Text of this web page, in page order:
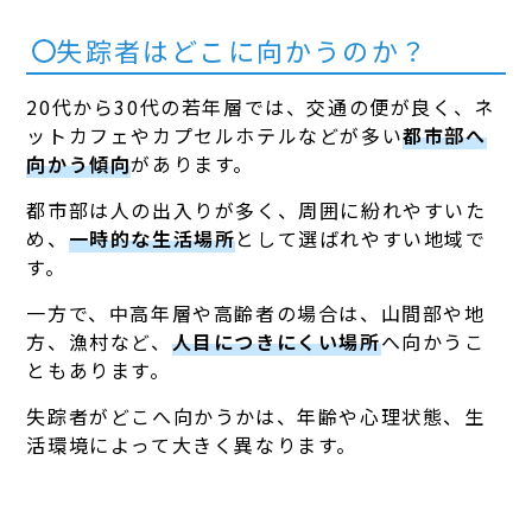
失踪者はどこに向かうのか？
20代から30代の若年層では、交通の便が良く、ネ
ットカフェやカプセルホテルなどが多い都市部へ
向かう傾向があります。
都市部は人の出入りが多く、周囲に紛れやすいた
め、 一時的な生活場所として選ばれやすい地域で
す。
一方で、中高年層や高齢者の場合は、山間部や地
方、漁村など、 人目につきにくい場所へ向かうこ
ともあります。
失踪者がどこへ向かうかは、年齢や心理状態、生
活環境によって大きく異なります。